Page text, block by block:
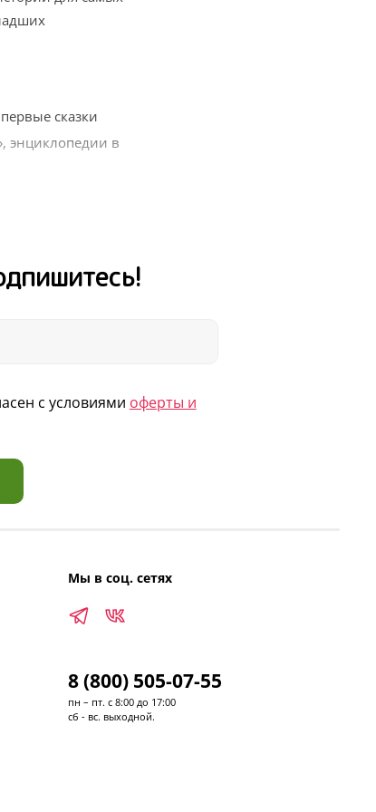
сказки
энциклопедии в
с условиями оферты и
Мы в соц. сетях
8 (800) 505-07-55
пн – пт. с 8:00 до 17:00
сб - вс. выходной.